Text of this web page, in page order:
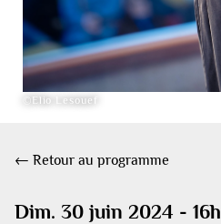
©Elio Lesouef
← Retour au programme
Dim. 30 juin 2024 - 16h